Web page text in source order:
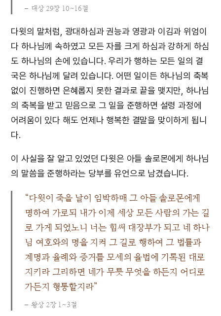
대상 29장 10~16절
다윗의 말처럼, 광대하심과 권능과 영광과 이김과 위엄이
다 하나님께 속하였고 모든 자를 크게 하심과 강하게 하심
도 하나님의 손에 있습니다. 우리가 행하는 모든 일의 결
국은 하나님께 달려 있습니다. 어떤 일이든 하나님의 축복
없이 진행하면 은혜롭지 못한 결과로 끝을 맺지만, 하나님
의 축복을 받고 믿음으로 그 일을 준행하면 설령 과정에
어려움이 있다 해도 언제나 행복한 결말을 맞이하게 됩니
다.
이 사실을 잘 알고 있었던 다윗은 아들 솔로몬에게 하나님
의 말씀을 준행하라는 당부를 유언으로 남겼습니다.
“다윗이 죽을 날이 임박하매 그 아들 솔로몬에게
명하여 가로되 내가 이제 세상 모든 사람의 가는 길
로 가게 되었노니 너는 힘써 대장부가 되고 네 하나
님 여호와의 명을 지켜 그 길로 행하여 그 법률과
계명과 율례와 증거를 모세의 율법에 기록된 대로
지키라 그리하면 네가 무릇 무엇을 하든지 어디로
가든지 형통할지라”
왕상 2장 1~3절